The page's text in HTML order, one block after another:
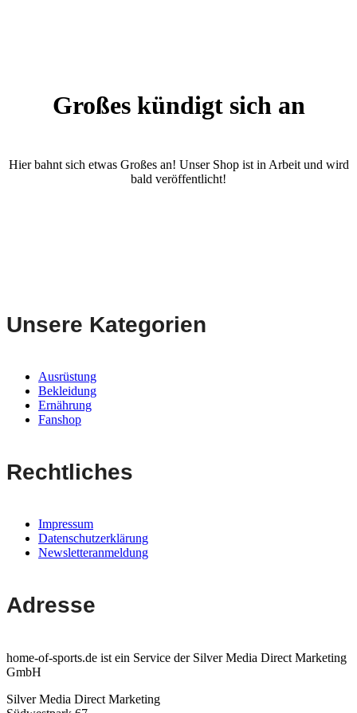
Großes kündigt sich an
Hier bahnt sich etwas Großes an! Unser Shop ist in Arbeit und wird
bald veröffentlicht!
Unsere Kategorien
Ausrüstung
Bekleidung
Ernährung
Fanshop
Rechtliches
Impressum
Datenschutzerklärung
Newsletteranmeldung
Adresse
home-of-sports.de ist ein Service der Silver Media Direct Marketing
GmbH
Silver Media Direct Marketing